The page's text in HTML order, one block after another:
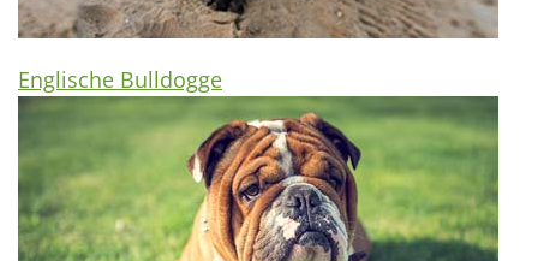
Englische Bulldogge